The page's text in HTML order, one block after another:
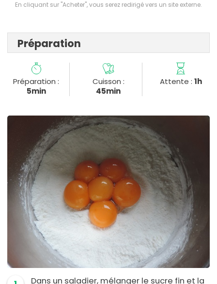
En cliquant sur "Acheter", vous serez redirigé vers un site externe.
Préparation
Préparation :
5min
Cuisson :
45min
Attente : 1h
Dans un saladier, mélanger le sucre fin et la